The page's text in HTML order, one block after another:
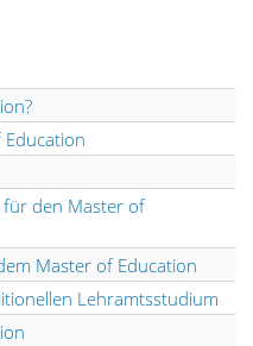
für den Master of
Master of Education
Lehramtsstudium